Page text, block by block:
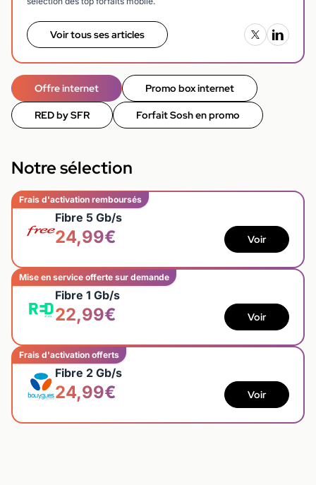
Voir tous ses articles
Offre internet Promo box internet
RED by SFR Forfait Sosh en promo
Notre sélection
Frais d'activation remboursés
Fibre 5 Gb/s
24,99€ Voir
Mise en service offerte sur demande
Fibre 1 Gb/s
22,99€ Voir
Frais d'activation offerts
Fibre 2 Gb/s
24,99€ Voir